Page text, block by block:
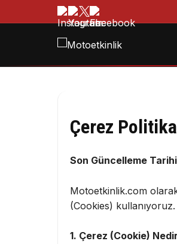
Çerez
Son Güncelleme
Motoetkinlik.com
(Cookies) kullanıyoruz.
1. Çerez (Cookie)